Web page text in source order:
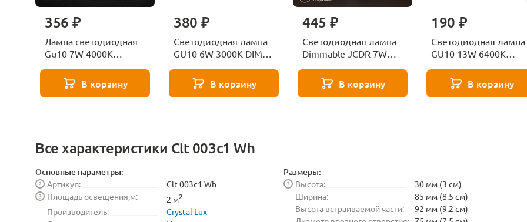
356 ₽
Лампа светодиодная
Gu10 7W 4000K
В корзину
380 ₽
Светодиодная лампа
GU10 6W 3000K DIM
В корзину
445 ₽
Светодиодная лампа
Dimmable JCDR 7W
Elektrostandard
BLGU1017
В корзину
190 ₽
Светодиодная лампа
GU10 13W 6400K
181306 В корзину
Все характеристики Clt 003c1 Wh
Основные параметры:
Артикул:
?
Clt 003c1 Wh
Площадь освещения,м:
? 2 м2
Производитель:
Crystal Lux
Размеры:
Высота:
?
30 мм (3 см)
Ширина:
85 мм (8.5 см)
Высота встраиваемой части:
92 мм (9.2 см)